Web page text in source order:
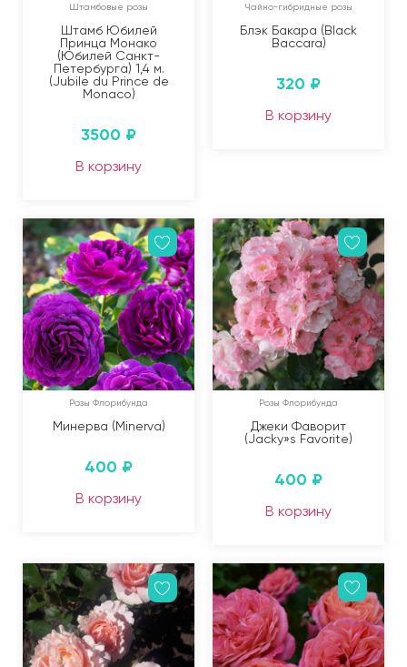
Штамбовые розы
Штамб Юбилей
Принца Монако
(Юбилей Санкт-
Петербурга) 1,4 м.
(Jubile du Prince de
Monaco)
3500 ₽
В корзину
Чайно-гибридные розы
Блэк Бакара (Black
Baccara)
320 ₽
В корзину
Розы Флорибунда
Минерва (Minerva)
400 ₽
В корзину
Розы Флорибунда
Джеки Фаворит
(Jacky»s Favorite)
400 ₽
В корзину